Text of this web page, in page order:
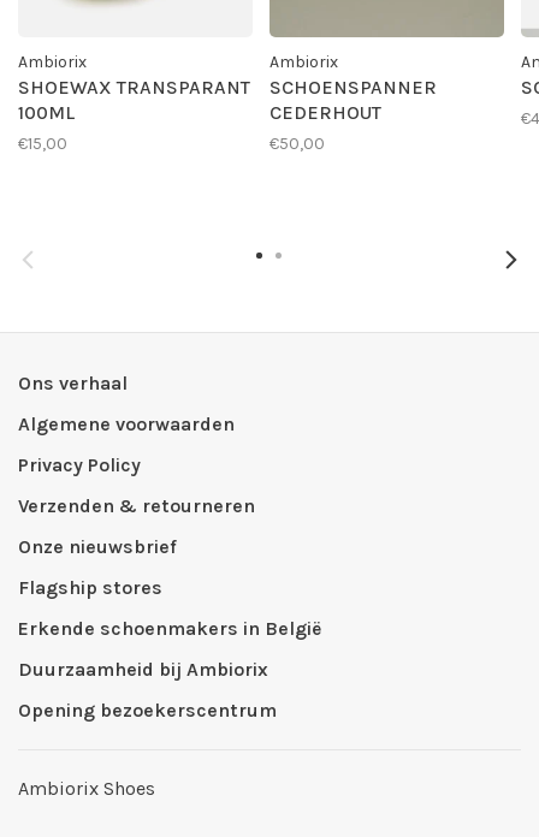
Ambiorix
SHOEWAX TRANSPARANT
100ML
€15,00
Ambiorix
SCHOENSPANNER
CEDERHOUT
€50,00
Ons verhaal
Algemene voorwaarden
Privacy Policy
Verzenden & retourneren
Onze nieuwsbrief
Flagship stores
Erkende schoenmakers in België
Duurzaamheid bij Ambiorix
Opening bezoekerscentrum
Ambiorix Shoes